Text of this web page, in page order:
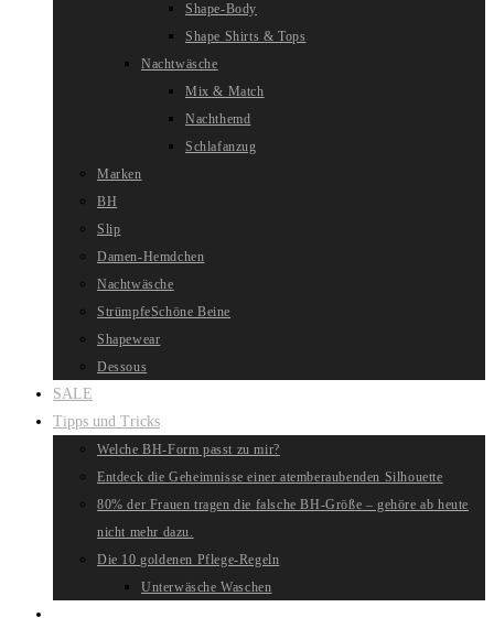
Shape-Body
Shape Shirts & Tops
Nachtwäsche
Mix & Match
Nachthemd
Schlafanzug
Marken
BH
Slip
Damen-Hemdchen
Nachtwäsche
StrümpfeSchöne Beine
Shapewear
Dessous
SALE
Tipps und Tricks
Welche BH-Form passt zu mir?
Entdeck die Geheimnisse einer atemberaubenden Silhouette
80% der Frauen tragen die falsche BH-Größe – gehöre ab heute
nicht mehr dazu.
Die 10 goldenen Pflege-Regeln
Unterwäsche Waschen